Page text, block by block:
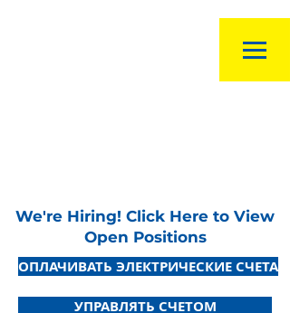
We're Hiring! Click Here to View
Open Positions
ОПЛАЧИВАТЬ ЭЛЕКТРИЧЕСКИЕ СЧЕТА
УПРАВЛЯТЬ СЧЕТОМ